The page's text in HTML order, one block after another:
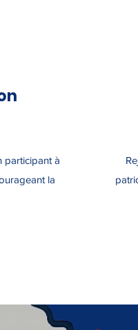
participant à
la